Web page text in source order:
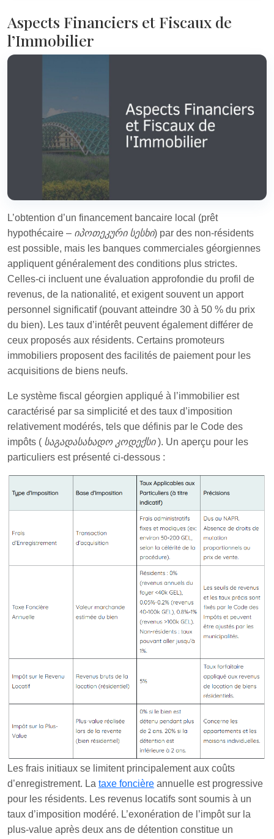
Aspects Financiers et Fiscaux de
l’Immobilier
L’obtention d’un financement bancaire local (prêt
hypothécaire – იპოთეკური სესხი) par des non-résidents
est possible, mais les banques commerciales géorgiennes
appliquent généralement des conditions plus strictes.
Celles-ci incluent une évaluation approfondie du profil de
revenus, de la nationalité, et exigent souvent un apport
personnel significatif (pouvant atteindre 30 à 50 % du prix
du bien). Les taux d’intérêt peuvent également différer de
ceux proposés aux résidents. Certains promoteurs
immobiliers proposent des facilités de paiement pour les
acquisitions de biens neufs.
Le système fiscal géorgien appliqué à l’immobilier est
caractérisé par sa simplicité et des taux d’imposition
relativement modérés, tels que définis par le Code des
impôts ( საგადასახადო კოდექსი). Un aperçu pour les
particuliers est présenté ci-dessous :
Les frais initiaux se limitent principalement aux coûts
d’enregistrement. La taxe foncière annuelle est progressive
pour les résidents. Les revenus locatifs sont soumis à un
taux d’imposition modéré. L’exonération de l’impôt sur la
plus-value après deux ans de détention constitue un